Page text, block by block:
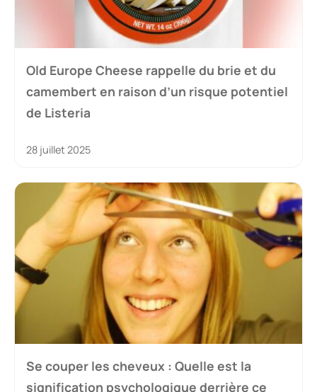
Old Europe Cheese rappelle du brie et du
camembert en raison d’un risque potentiel
de Listeria
28 juillet 2025
Se couper les cheveux : Quelle est la
signification psychologique derrière ce